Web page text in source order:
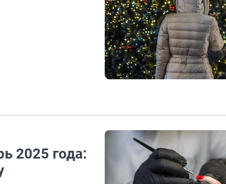
2025 года: